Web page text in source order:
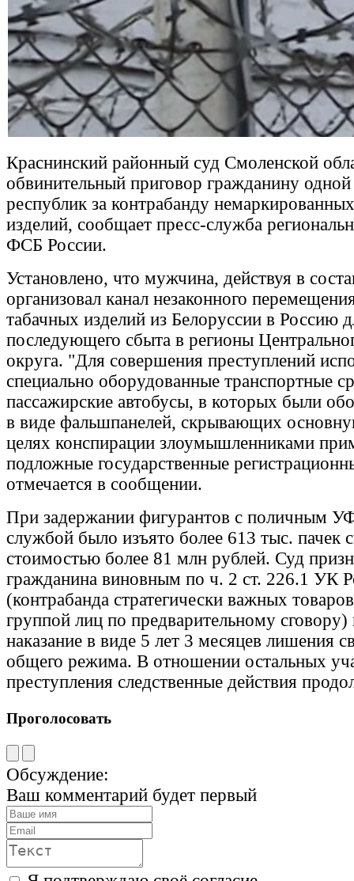
Краснинский районный суд Смоленской
обвинительный приговор гражданину одной
республик за контрабанду
изделий, сообщает пресс-служба
ФСБ России.
Установлено, что мужчина, действуя в
организовал канал незаконного
табачных изделий из Белоруссии в Россию
последующего сбыта в регионы
округа. "Для совершения преступлений
специально оборудованные транспортные
пассажирские автобусы, в которых были
в виде фальшпанелей, скрывающих
целях конспирации злоумышленниками
подложные государственные
отмечается в сообщении.
При задержании фигурантов с поличным
службой было изъято более 613 тыс. пачек
стоимостью более 81 млн рублей. Суд
гражданина виновным по ч. 2 ст. 226.1 УК
(контрабанда стратегически важных
группой лиц по предварительному сговору)
наказание в виде 5 лет 3 месяцев лишения
общего режима. В отношении остальных
преступления следственные действия
Проголосовать
Обсуждение:
Ваш комментарий будет первый